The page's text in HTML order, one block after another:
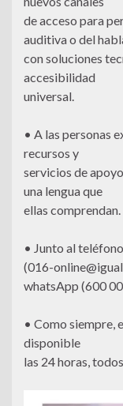
de acceso para
auditiva o del
con soluciones
accesibilidad
universal.
• A las personas
recursos y
servicios de
una lengua que
ellas comprendan.
• Junto al
(016-
whatsApp (600
• Como siempre,
disponible
las 24 horas,